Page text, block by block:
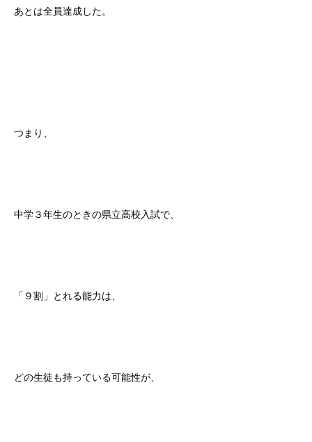
あとは全員達成した。
つまり、
中学３年生のときの県立高校入試で、
「９割」とれる能力は、
どの生徒も持っている可能性が、